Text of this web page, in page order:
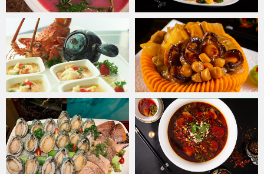
văn hóa ẩm thực nói chung và văn hóa ẩm thực Trung Hoa nói
riêng,
Jade Moon
mang tới Quý thực khách những trải nghiệm ẩm
thực cao cấp chưa từng có tại Việt Nam.